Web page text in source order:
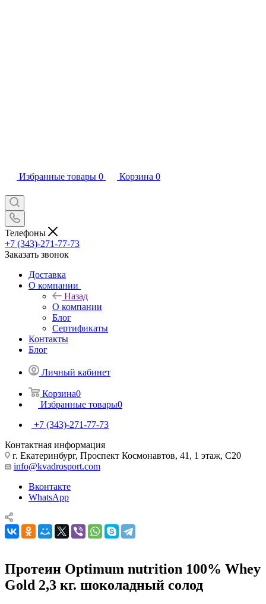
Избранные товары 0 Корзина 0
Телефоны
+7 (343)-271-77-73
Заказать звонок
Доставка
О компании
Назад
О компании
Блог
Сертификаты
Контакты
Блог
Личный кабинет
Корзина0
Избранные товары0
+7 (343)-271-77-73
Контактная информация
г. Екатеринбург, Проспект Космонавтов, 41, 1 этаж, С20
info@kvadrosport.com
Вконтакте
WhatsApp
Протеин Optimum nutrition 100% Whey
Gold 2,3 кг. шоколадный солод